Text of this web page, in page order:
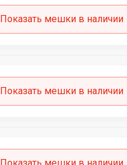
Показать мешки в наличии
Показать мешки в наличии